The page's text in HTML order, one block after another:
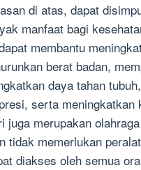
di atas, dapat
manfaat bagi
membantu
berat badan,
daya tahan
serta meningkatkan
juga merupakan
tidak memerlukan
diakses oleh semua